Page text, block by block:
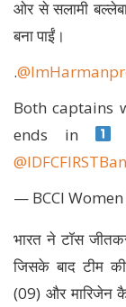
ओर से सलामी
बना पाईं।
.
Both captains
ends in
— BCCI Women
भारत ने टॉस
जिसके बाद टीम
(09) और मारिजेन